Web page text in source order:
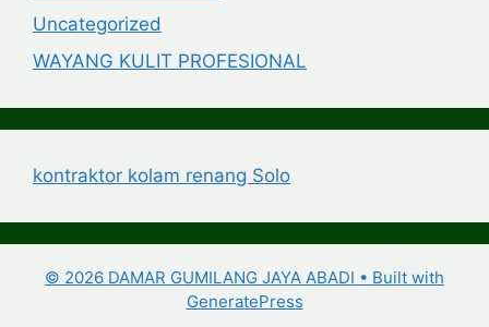
Uncategorized
WAYANG KULIT PROFESIONAL
kontraktor kolam renang Solo
© 2026 DAMAR GUMILANG JAYA ABADI • Built with
GeneratePress